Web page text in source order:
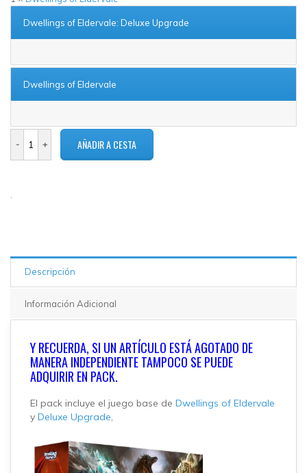
Dwellings of Eldervale: Deluxe Upgrade
Dwellings of Eldervale
Descripción
Información Adicional
Y RECUERDA, SI UN ARTÍCULO ESTÁ AGOTADO DE
MANERA INDEPENDIENTE TAMPOCO SE PUEDE
ADQUIRIR EN PACK.
El pack incluye el juego base de Dwellings of Eldervale
y Deluxe Upgrade